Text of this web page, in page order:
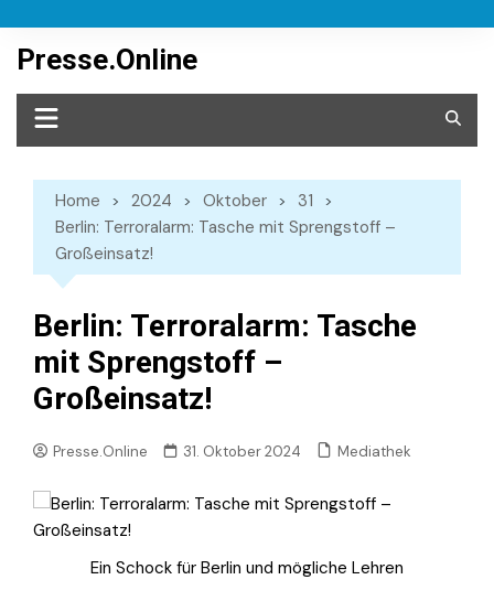
content
Presse.Online
Home 2024 Oktober
31
Berlin: Terroralarm: Tasche mit Sprengstoff –
Großeinsatz!
Berlin: Terroralarm: Tasche
mit Sprengstoff –
Großeinsatz!
Presse.Online 31. Oktober 2024 Mediathek
Ein Schock für Berlin und mögliche Lehren